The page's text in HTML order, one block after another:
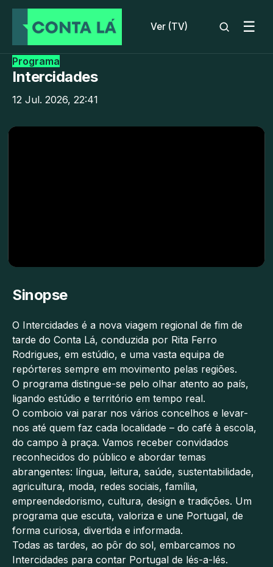
Ver (TV) ☰
Programa
Intercidades
12 Jul. 2026, 22:41
Sinopse
O Intercidades é a nova viagem regional de fim de
tarde do Conta Lá, conduzida por Rita Ferro
Rodrigues, em estúdio, e uma vasta equipa de
repórteres sempre em movimento pelas regiões.
O programa distingue-se pelo olhar atento ao país,
ligando estúdio e território em tempo real.
O comboio vai parar nos vários concelhos e levar-
nos até quem faz cada localidade – do café à escola,
do campo à praça. Vamos receber convidados
reconhecidos do público e abordar temas
abrangentes: língua, leitura, saúde, sustentabilidade,
agricultura, moda, redes sociais, família,
empreendedorismo, cultura, design e tradições. Um
programa que escuta, valoriza e une Portugal, de
forma curiosa, divertida e informada.
Todas as tardes, ao pôr do sol, embarcamos no
Intercidades para contar Portugal de lés-a-lés.